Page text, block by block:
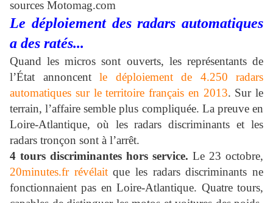
sources Motomag.com
Le déploiement des radars automatiques
a des ratés...
Quand les micros sont ouverts, les représentants de
l’État annoncent le déploiement de 4.250 radars
automatiques sur le territoire français en 2013. Sur le
terrain, l’affaire semble plus compliquée. La preuve en
Loire-Atlantique, où les radars discriminants et les
radars tronçon sont à l’arrêt.
4 tours discriminantes hors service. Le 23 octobre,
20minutes.fr révélaitque les radars discriminants ne
fonctionnaient pas en Loire-Atlantique. Quatre tours,